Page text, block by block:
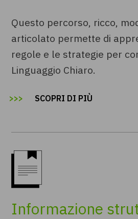
Questo percorso, ricco,
articolato permette di
regole e le strategie per
Linguaggio Chiaro.
SCOPRI DI PIÙ
Informazione